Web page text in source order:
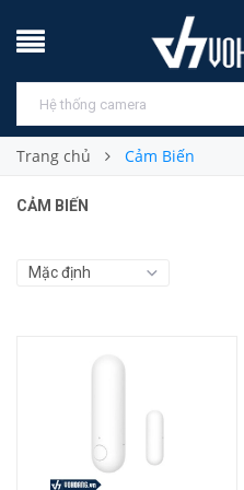
Trang chủ Cảm Biến
CẢM BIẾN